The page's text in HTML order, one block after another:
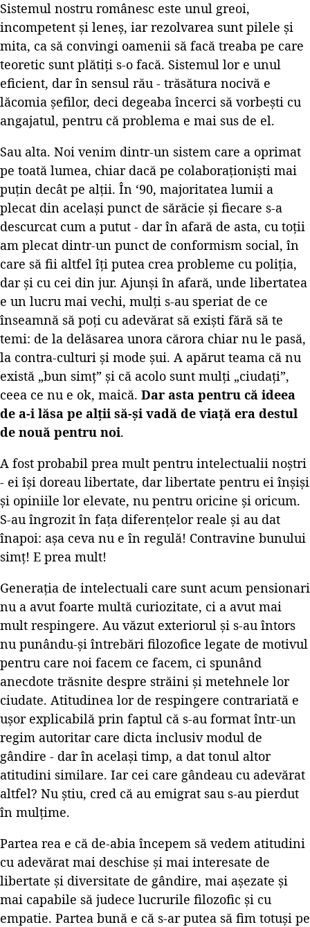
Sistemul nostru românesc este unul greoi,
incompetent și leneș, iar rezolvarea sunt pilele și
mita, ca să convingi oamenii să facă treaba pe care
teoretic sunt plătiți s-o facă. Sistemul lor e unul
eficient, dar în sensul rău - trăsătura nocivă e
lăcomia șefilor, deci degeaba încerci să vorbești cu
angajatul, pentru că problema e mai sus de el.
Sau alta. Noi venim dintr-un sistem care a oprimat
pe toată lumea, chiar dacă pe colaboraționiști mai
puțin decât pe alții. În ‘90, majoritatea lumii a
plecat din același punct de sărăcie și fiecare s-a
descurcat cum a putut - dar în afară de asta, cu toții
am plecat dintr-un punct de conformism social, în
care să fii altfel îți putea crea probleme cu poliția,
dar și cu cei din jur. Ajunși în afară, unde libertatea
e un lucru mai vechi, mulți s-au speriat de ce
înseamnă să poți cu adevărat să exiști fără să te
temi: de la delăsarea unora cărora chiar nu le pasă,
la contra-culturi și mode șui. A apărut teama că nu
există „bun simț” și că acolo sunt mulți „ciudați”,
ceea ce nu e ok, maică. Dar asta pentru că ideea
de a-i lăsa pe alții să-și vadă de viață era destul
de nouă pentru noi.
A fost probabil prea mult pentru intelectualii noștri
- ei își doreau libertate, dar libertate pentru ei înșiși
și opiniile lor elevate, nu pentru oricine și oricum.
S-au îngrozit în fața diferențelor reale și au dat
înapoi: așa ceva nu e în regulă! Contravine bunului
simț! E prea mult!
Generația de intelectuali care sunt acum pensionari
nu a avut foarte multă curiozitate, ci a avut mai
mult respingere. Au văzut exteriorul și s-au întors
nu punându-și întrebări filozofice legate de motivul
pentru care noi facem ce facem, ci spunând
anecdote trăsnite despre străini și metehnele lor
ciudate. Atitudinea lor de respingere contrariată e
ușor explicabilă prin faptul că s-au format într-un
regim autoritar care dicta inclusiv modul de
gândire - dar în același timp, a dat tonul altor
atitudini similare. Iar cei care gândeau cu adevărat
altfel? Nu știu, cred că au emigrat sau s-au pierdut
în mulțime.
Partea rea e că de-abia începem să vedem atitudini
cu adevărat mai deschise și mai interesate de
libertate și diversitate de gândire, mai așezate și
mai capabile să judece lucrurile filozofic și cu
empatie. Partea bună e că s-ar putea să fim totuși pe